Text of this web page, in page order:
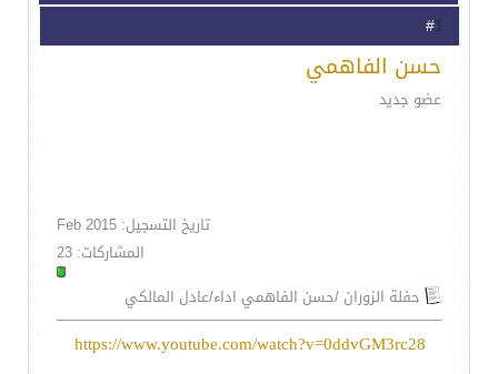
1
حسن الفاهمي
عضو جديد
تاريخ التسجيل: Feb 2015
المشاركات: 23
حفلة الزوران /حسن الفاهمي اداء/عادل المالكي
https://www.youtube.com/watch?v=0ddvGM3rc28